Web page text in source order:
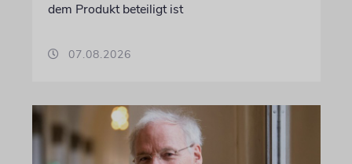
dem Produkt beteiligt ist
07.08.2026